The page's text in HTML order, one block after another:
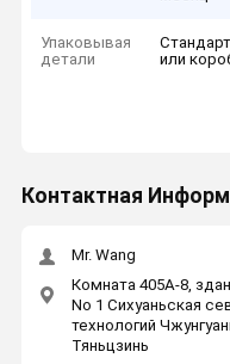
Упаковывая
детали
или
Контактная
Mr. Wang
Комната 405A-8,
No 1 Сихуаньская
технологий
Тяньцзинь